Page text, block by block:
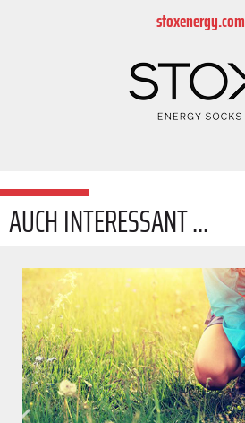
stoxenergy.com
AUCH INTERESSANT ...